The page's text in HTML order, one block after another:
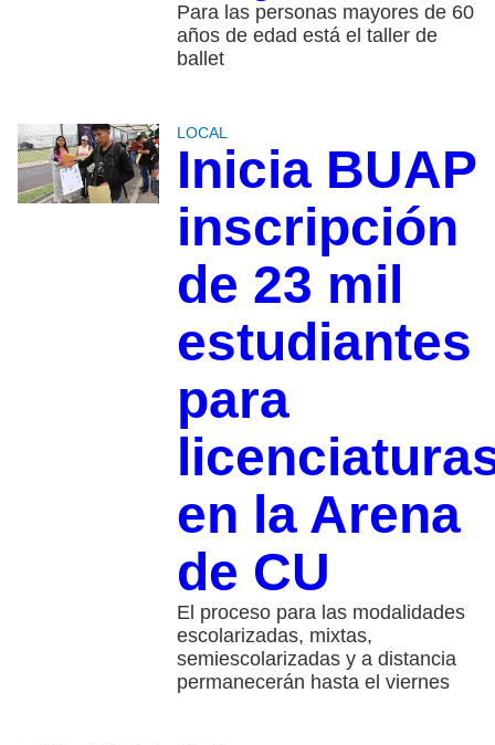
Para las personas mayores de 60
años de edad está el taller de
ballet
LOCAL
Inicia BUAP
inscripción
de 23 mil
estudiantes
para
en la Arena
de CU
El proceso para las modalidades
escolarizadas, mixtas,
semiescolarizadas y a distancia
permanecerán hasta el viernes